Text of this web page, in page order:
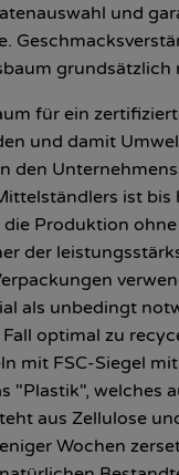
und
für ein
und damit
den
ist bis
Produktion
der
als unbedingt
optimal zu
mit FSC-Siegel
"Plastik", welches
aus Zellulose
Wochen